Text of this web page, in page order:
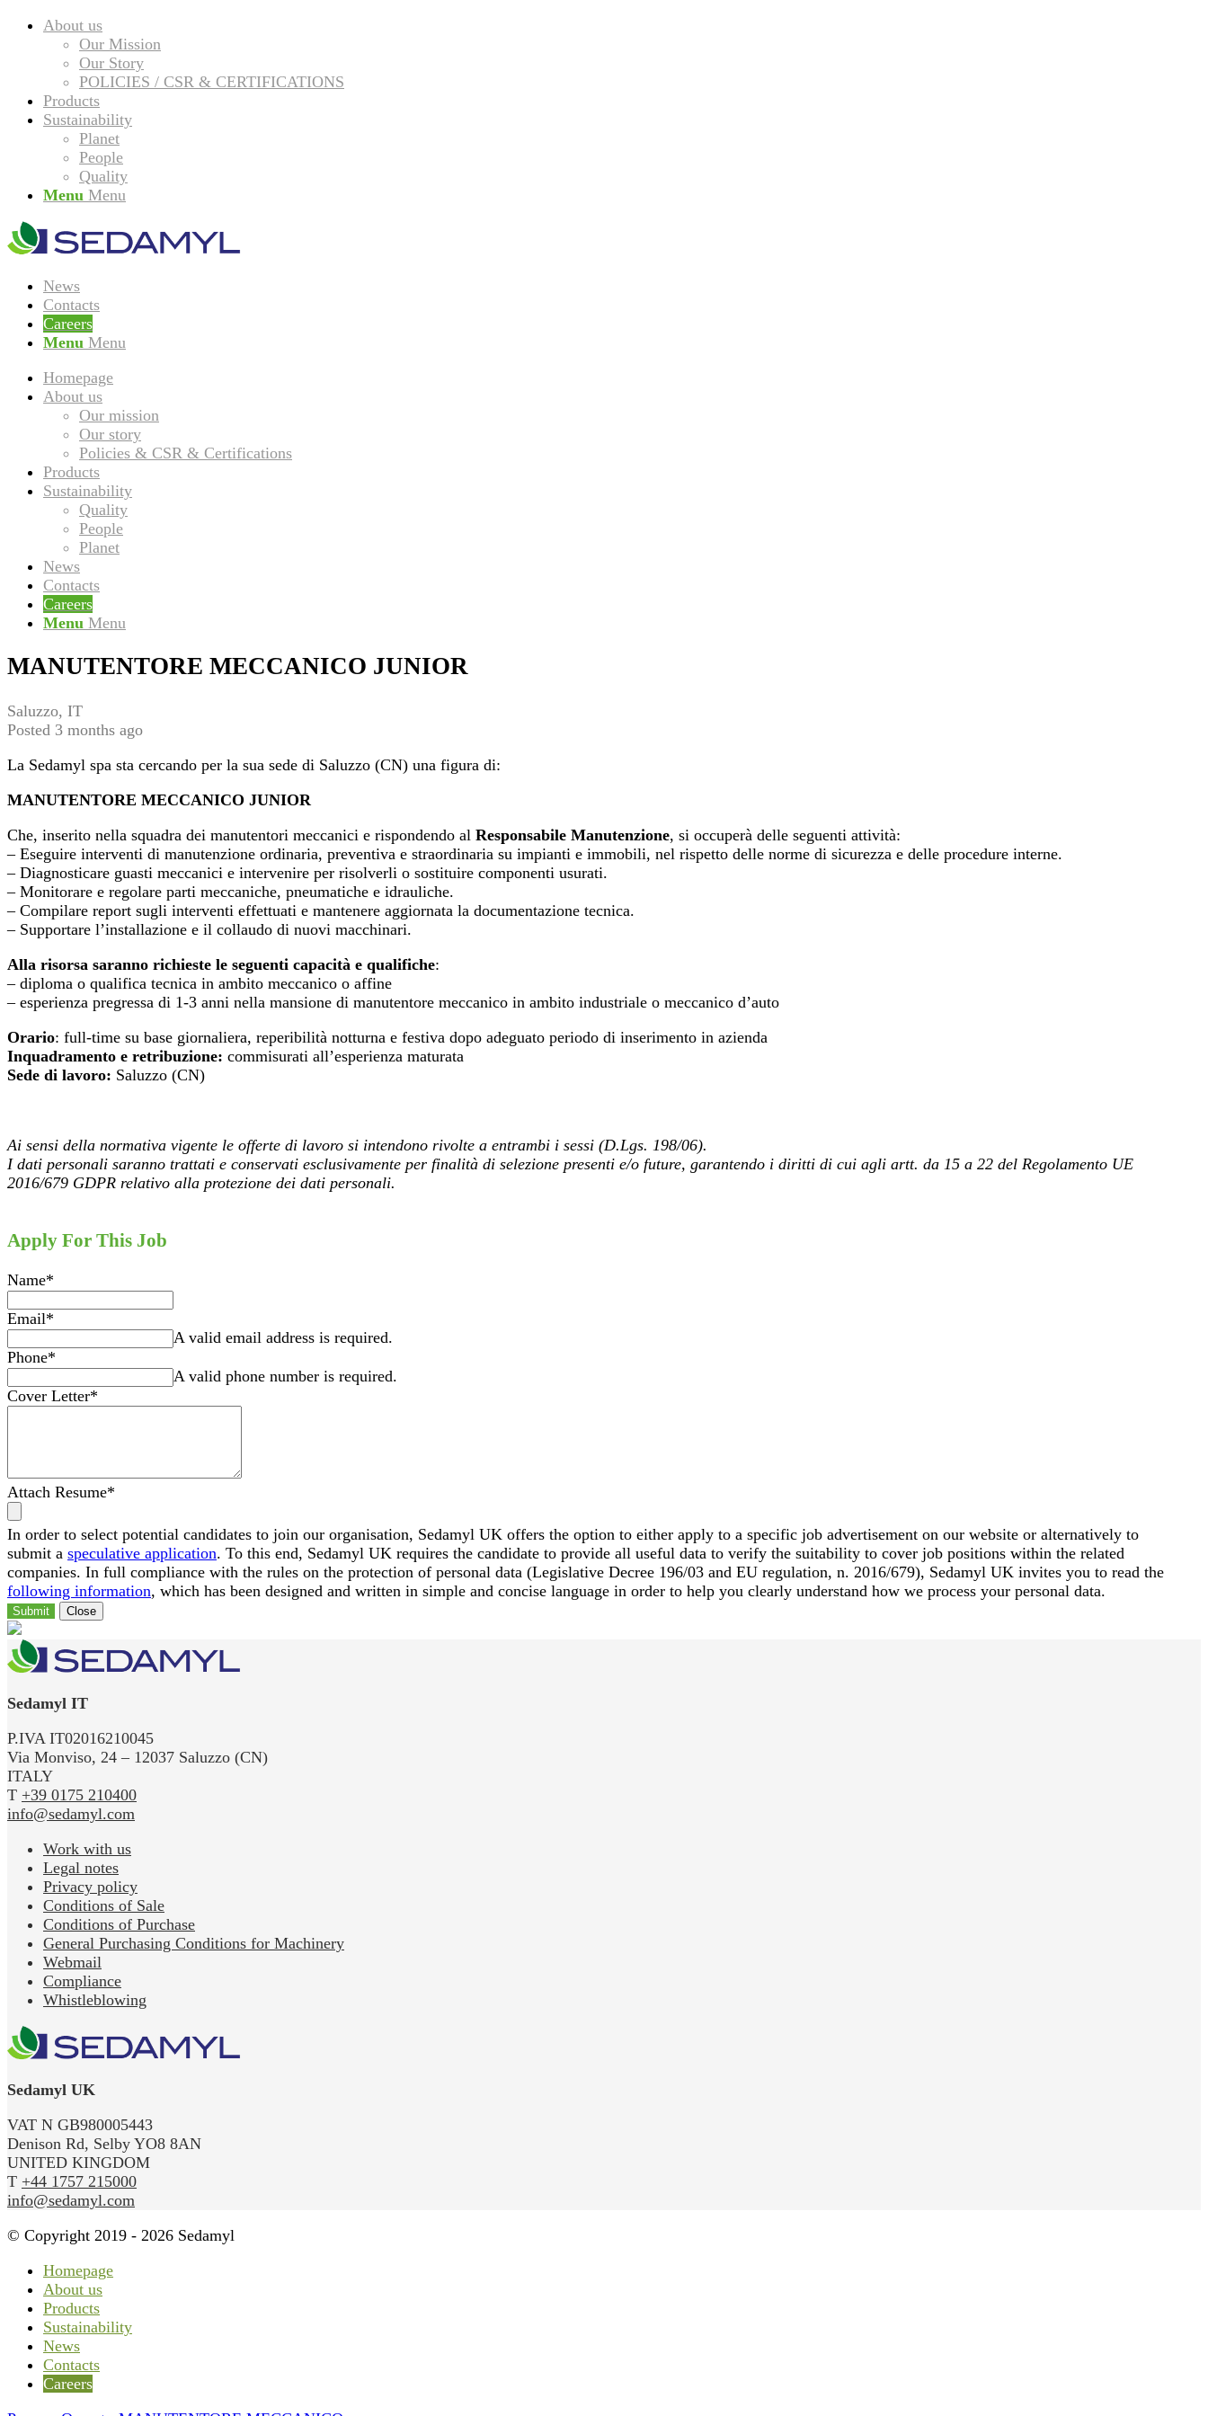
About us
Our Mission
Our Story
POLICIES / CSR & CERTIFICATIONS
Products
Sustainability
Planet
People
Quality
Menu Menu
News
Contacts
Careers
Menu Menu
Homepage
About us
Our mission
Our story
Policies & CSR & Certifications
Products
Sustainability
Quality
People
Planet
News
Contacts
Careers
Menu Menu
MANUTENTORE MECCANICO JUNIOR
Saluzzo, IT
Posted 3 months ago
La Sedamyl spa sta cercando per la sua sede di Saluzzo (CN) una figura di:
MANUTENTORE MECCANICO JUNIOR
Che, inserito nella squadra dei manutentori meccanici e rispondendo al Responsabile Manutenzione, si occuperà delle seguenti attività:
– Eseguire interventi di manutenzione ordinaria, preventiva e straordinaria su impianti e immobili, nel rispetto delle norme di sicurezza e delle procedure interne.
– Diagnosticare guasti meccanici e intervenire per risolverli o sostituire componenti usurati.
– Monitorare e regolare parti meccaniche, pneumatiche e idrauliche.
– Compilare report sugli interventi effettuati e mantenere aggiornata la documentazione tecnica.
– Supportare l’installazione e il collaudo di nuovi macchinari.
Alla risorsa saranno richieste le seguenti capacità e qualifiche:
– diploma o qualifica tecnica in ambito meccanico o affine
– esperienza pregressa di 1-3 anni nella mansione di manutentore meccanico in ambito industriale o meccanico d’auto
Orario: full-time su base giornaliera, reperibilità notturna e festiva dopo adeguato periodo di inserimento in azienda
Inquadramento e retribuzione: commisurati all’esperienza maturata
Sede di lavoro: Saluzzo (CN)
Ai sensi della normativa vigente le offerte di lavoro si intendono rivolte a entrambi i sessi (D.Lgs. 198/06).
I dati personali saranno trattati e conservati esclusivamente per finalità di selezione presenti e/o future, garantendo i diritti di cui agli artt. da 15 a 22 del Regolamento UE
2016/679 GDPR relativo alla protezione dei dati personali.
Apply For This Job
Name*
Email*
A valid email address is required.
Phone*
A valid phone number is required.
Cover Letter*
Attach Resume*
In order to select potential candidates to join our organisation, Sedamyl UK offers the option to either apply to a specific job advertisement on our website or alternatively to
submit a speculative application. To this end, Sedamyl UK requires the candidate to provide all useful data to verify the suitability to cover job positions within the related
companies. In full compliance with the rules on the protection of personal data (Legislative Decree 196/03 and EU regulation, n. 2016/679), Sedamyl UK invites you to read the
following information, which has been designed and written in simple and concise language in order to help you clearly understand how we process your personal data.
Submit Close
Sedamyl IT
P.IVA IT02016210045
Via Monviso, 24 – 12037 Saluzzo (CN)
ITALY
T +39 0175 210400
info@sedamyl.com
Work with us
Legal notes
Privacy policy
Conditions of Sale
Conditions of Purchase
General Purchasing Conditions for Machinery
Webmail
Compliance
Whistleblowing
Sedamyl UK
VAT N GB980005443
Denison Rd, Selby YO8 8AN
UNITED KINGDOM
T +44 1757 215000
info@sedamyl.com
© Copyright 2019 - 2026 Sedamyl
Homepage
About us
Products
Sustainability
News
Contacts
Careers